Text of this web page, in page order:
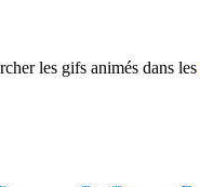
les gifs animés dans les